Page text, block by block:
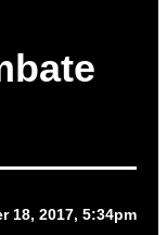
18, 2017, 5:34pm